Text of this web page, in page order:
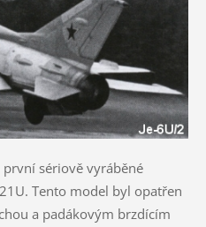
sériově vyráběné
Tento model byl opatřen
a padákovým brzdícím